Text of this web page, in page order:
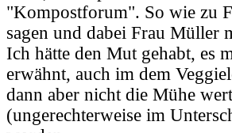
"Kompostforum". So wie zu
sagen und dabei Frau Müller
Ich hätte den Mut gehabt, es
erwähnt, auch im dem
dann aber nicht die Mühe
(ungerechterweise im